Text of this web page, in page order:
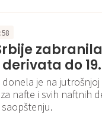
do
donela je na
nafte i svih naftnih